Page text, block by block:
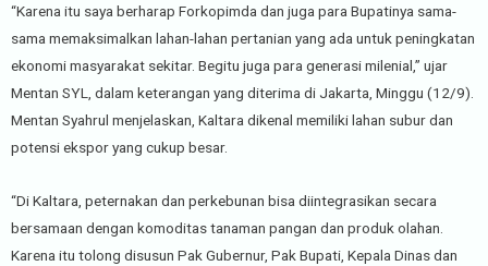
“Karena itu saya berharap Forkopimda dan juga para Bupatinya sama-
sama memaksimalkan lahan-lahan pertanian yang ada untuk peningkatan
ekonomi masyarakat sekitar. Begitu juga para generasi milenial,” ujar
Mentan SYL, dalam keterangan yang diterima di Jakarta, Minggu (12/9).
Mentan Syahrul menjelaskan, Kaltara dikenal memiliki lahan subur dan
potensi ekspor yang cukup besar.
“Di Kaltara, peternakan dan perkebunan bisa diintegrasikan secara
bersamaan dengan komoditas tanaman pangan dan produk olahan.
Karena itu tolong disusun Pak Gubernur, Pak Bupati, Kepala Dinas dan